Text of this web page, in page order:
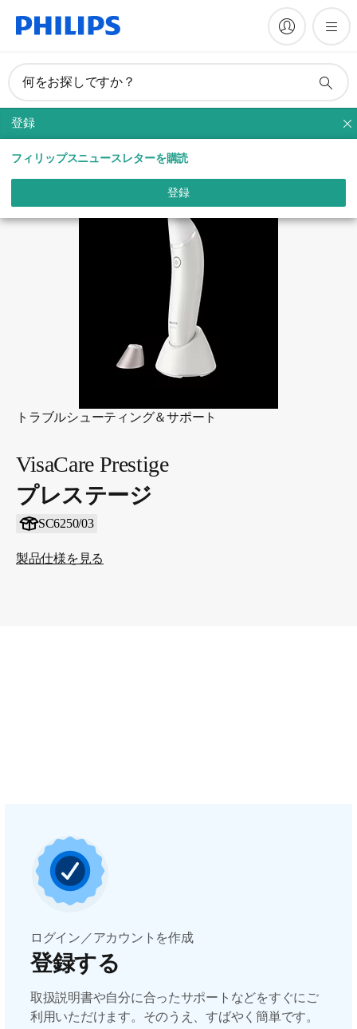
何をお探しですか？
登録
フィリップスニュースレターを購読
登録
ハリ・くすみケア
トラブルシューティング＆サポート
VisaCare Prestige
プレステージ
SC6250/03
製品仕様を見る
マニュアルとドキュメント
ログイン／アカウントを作成
登録する
取扱説明書や自分に合ったサポートなどをすぐにご
利用いただけます。そのうえ、すばやく簡単です。